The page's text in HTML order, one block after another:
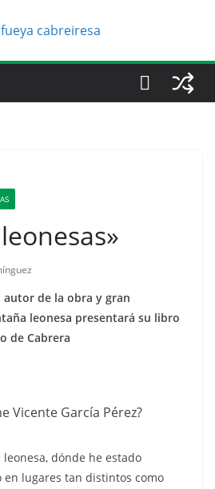
autor de la obra y gran
leonesa presentará su libro
de Cabrera
Vicente García Pérez?
dónde he estado
lugares tan distintos como